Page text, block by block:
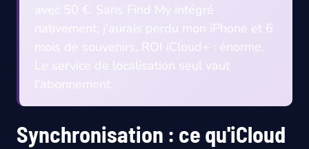
avec 50 €. Sans Find My intégré
nativement, j'aurais perdu mon iPhone et 6
mois de souvenirs. ROI iCloud+ : énorme.
Le service de localisation seul vaut
l'abonnement.
Synchronisation : ce qu'iCloud